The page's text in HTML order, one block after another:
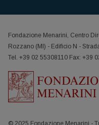
Fondazione Menarini, Centro
Rozzano (MI) - Edificio N -
Tel. +39 02 55308110 Fax: +39
© 2025 Fondazione Menarini -